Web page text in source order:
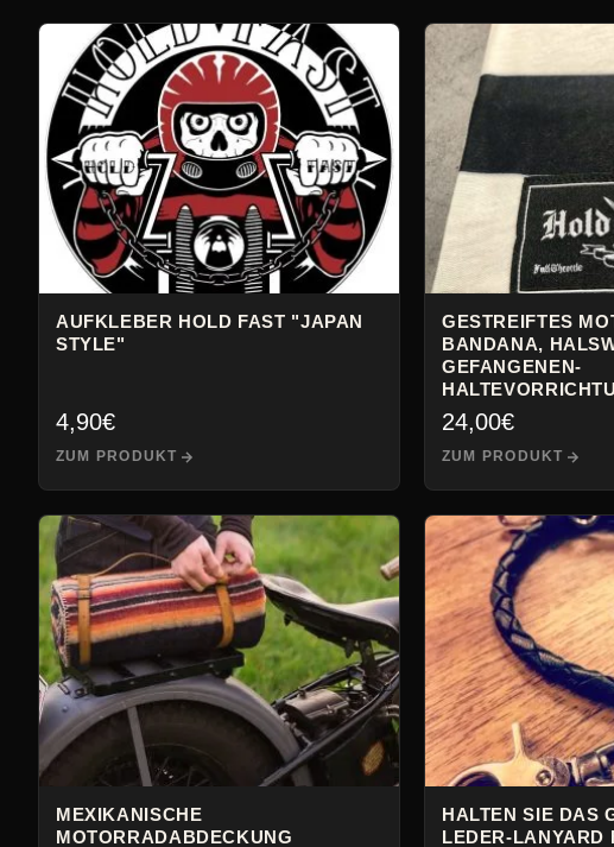
AUFKLEBER HOLD FAST "JAPAN
STYLE"
4,90€
ZUM PRODUKT
GESTREIFTES
BANDANA,
GEFANGENEN-
24,00€
ZUM PRODUKT
MEXIKANISCHE
MOTORRADABDECKUNG
HALTEN SIE DAS
LEDER-LANYARD